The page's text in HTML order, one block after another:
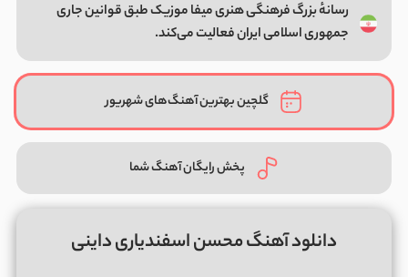
رسانهٔ بزرگ فرهنگی هنری میفا موزیک طبق قوانین جاری
جمهوری اسلامی ایران فعالیت می‌کند.
گلچین بهترین آهنگ‌های شهریور
پخش رایگان آهنگ شما
دانلود آهنگ محسن اسفندیاری داینی